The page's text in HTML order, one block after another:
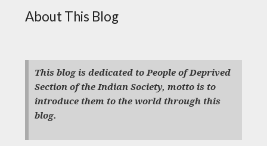
About This Blog
This blog is dedicated to People of Deprived
Section of the Indian Society, motto is to
introduce them to the world through this
blog.